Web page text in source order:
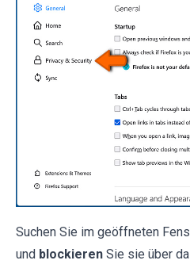
Suchen Sie im geöffneten
und blockieren Sie sie über